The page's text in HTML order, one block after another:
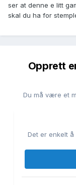
ser at denne e litt
skal du ha for
Opprett
Du må være et
Det er enkelt